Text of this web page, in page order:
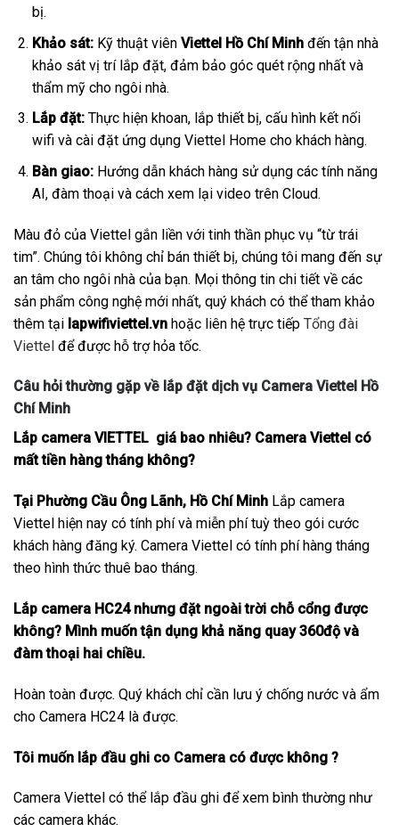
bị.
Khảo sát:Kỹ thuật viên Viettel Hồ Chí Minhđến tận nhà
khảo sát vị trí lắp đặt, đảm bảo góc quét rộng nhất và
thẩm mỹ cho ngôi nhà.
Lắp đặt:Thực hiện khoan, lắp thiết bị, cấu hình kết nối
wifi và cài đặt ứng dụng Viettel Home cho khách hàng.
Bàn giao:Hướng dẫn khách hàng sử dụng các tính năng
AI, đàm thoại và cách xem lại video trên Cloud.
Màu đỏ của Viettel gắn liền với tinh thần phục vụ “từ trái
tim”. Chúng tôi không chỉ bán thiết bị, chúng tôi mang đến sự
an tâm cho ngôi nhà của bạn. Mọi thông tin chi tiết về các
sản phẩm công nghệ mới nhất, quý khách có thể tham khảo
thêm tại lapwifiviettel.vn hoặc liên hệ trực tiếp Tổng đài
Viettel để được hỗ trợ hỏa tốc.
Câu hỏi thường gặp về lắp đặt dịch vụ Camera Viettel Hồ
Chí Minh
Lắp camera VIETTEL giá bao nhiêu? Camera Viettel có
mất tiền hàng tháng không?
Tại Phường Cầu Ông Lãnh, Hồ Chí Minh Lắp camera
Viettel hiện nay có tính phí và miễn phí tuỳ theo gói cước
khách hàng đăng ký. Camera Viettel có tính phí hàng tháng
theo hình thức thuê bao tháng.
Lắp camera HC24 nhưng đặt ngoài trời chỗ cổng được
không? Mình muốn tận dụng khả năng quay 360độ và
đàm thoại hai chiều.
Hoàn toàn được. Quý khách chỉ cần lưu ý chống nước và ẩm
cho Camera HC24 là được.
Tôi muốn lắp đầu ghi co Camera có được không ?
Camera Viettel có thể lắp đầu ghi để xem bình thường như
các camera khác.